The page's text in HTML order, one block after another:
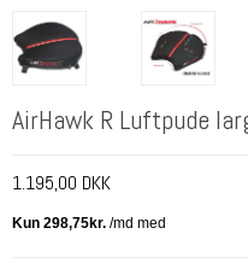
AirHawk R Luftpude
1.195,00 DKK